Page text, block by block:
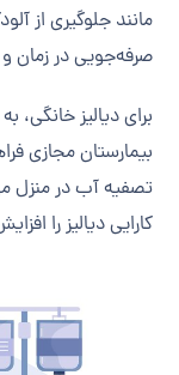
مانند جلوگیری از
صرفه‌جویی در زمان و
برای دیالیز خانگی،
بیمارستان مجازی
تصفیه آب در منزل
کارایی دیالیز را